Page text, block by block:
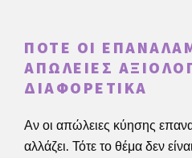
ΠΌΤΕ ΟΙ
ΑΠΏΛΕΙΕΣ
ΔΙΑΦΟΡΕΤΙΚΆ
Αν οι απώλειες κύησης
αλλάζει. Τότε το θέμα δεν